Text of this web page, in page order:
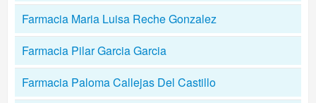
Farmacia Maria Luisa Reche Gonzalez
Farmacia Pilar Garcia Garcia
Farmacia Paloma Callejas Del Castillo